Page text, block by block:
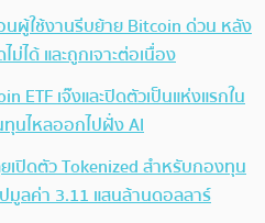
นผู้ใช้งานรีบย้าย Bitcoin ด่วน หลัง
ม่ได้ และถูกเจาะต่อเนื่อง
ETF เจ๊งและปิดตัวเป็นแห่งแรกใน
นไหลออกไปฝั่ง AI
เปิดตัว Tokenized สำหรับกองทุน
มูลค่า 3.11 แสนล้านดอลลาร์